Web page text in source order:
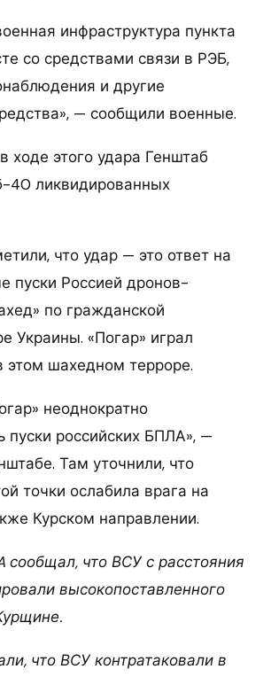
инфраструктура пункта
со средствами связи в РЭБ,
и другие
— сообщили военные.
ходе этого удара Генштаб
40 ликвидированных
что удар — это ответ на
пуски Россией дронов-
по гражданской
Украины. «Погар» играл
этом шахедном терроре.
неоднократно
пуски российских БПЛА», —
Там уточнили, что
точки ослабила врага на
Курском направлении.
сообщал, что ВСУ с расстояния
высокопоставленного
что ВСУ контратаковали в